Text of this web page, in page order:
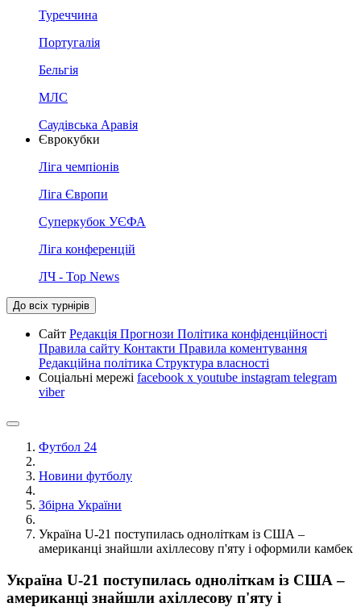
Туреччина
Португалія
Бельгія
МЛС
Саудівська Аравія
Єврокубки
Ліга чемпіонів
Ліга Європи
Суперкубок УЄФА
Ліга конференцій
ЛЧ - Top News
До всіх турнірів
Сайт Редакція Прогнози Політика конфіденційності
Правила сайту Контакти Правила коментування
Редакційна політика Структура власності
Соціальні мережі facebook x youtube instagram telegram
viber
Футбол 24
Новини футболу
Збірна України
Україна U-21 поступилась одноліткам із США –
американці знайшли ахіллесову п'яту і оформили камбек
Україна U-21 поступилась одноліткам із США –
американці знайшли ахіллесову п'яту і